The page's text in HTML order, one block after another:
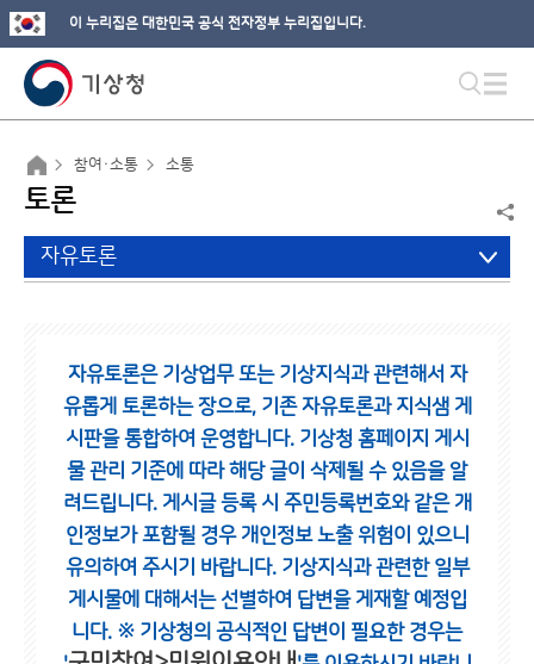
이 누리집은 대한민국 공식 전자정부 누리집입니다.
참여·소통 소통
토론
자유토론
자유토론은 기상업무 또는 기상지식과 관련해서 자
유롭게 토론하는 장으로, 기존 자유토론과 지식샘 게
시판을 통합하여 운영합니다. 기상청 홈페이지 게시
물 관리 기준에 따라 해당 글이 삭제될 수 있음을 알
려드립니다. 게시글 등록 시 주민등록번호와 같은 개
인정보가 포함될 경우 개인정보 노출 위험이 있으니
유의하여 주시기 바랍니다. 기상지식과 관련한 일부
게시물에 대해서는 선별하여 답변을 게재할 예정입
니다. ※ 기상청의 공식적인 답변이 필요한 경우는